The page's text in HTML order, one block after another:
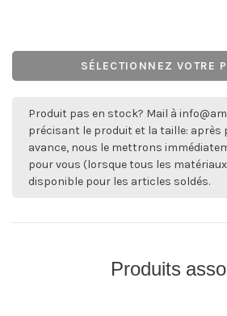
SÉLECTIONNEZ VOTRE
Produit pas en stock? Mail à
précisant le produit et la taille: après
avance, nous le mettrons
pour vous (lorsque tous les
disponible pour les articles soldés.
Produits